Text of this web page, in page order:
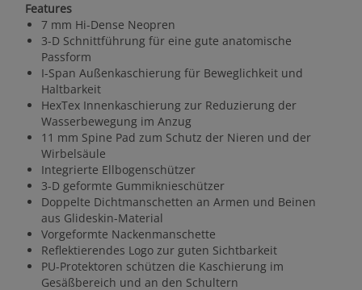
Features
7 mm Hi-Dense Neopren
3-D Schnittführung für eine gute anatomische
Passform
I-Span Außenkaschierung für Beweglichkeit und
Haltbarkeit
HexTex Innenkaschierung zur Reduzierung der
Wasserbewegung im Anzug
11 mm Spine Pad zum Schutz der Nieren und der
Wirbelsäule
Integrierte Ellbogenschützer
3-D geformte Gummiknieschützer
Doppelte Dichtmanschetten an Armen und Beinen
aus Glideskin-Material
Vorgeformte Nackenmanschette
Reflektierendes Logo zur guten Sichtbarkeit
PU-Protektoren schützen die Kaschierung im
Gesäßbereich und an den Schultern